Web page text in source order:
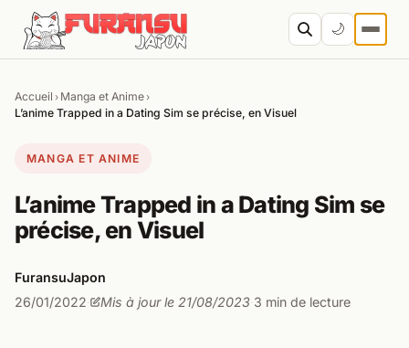
Aller au contenu
🌙
Accueil › Manga et Anime›
L’anime Trapped in a Dating Sim se précise, en Visuel
MANGA ET ANIME
L’anime Trapped in a Dating Sim se
précise, en Visuel
FuransuJapon
26/01/2022· Mis à jour le 21/08/2023· 3 min de lecture